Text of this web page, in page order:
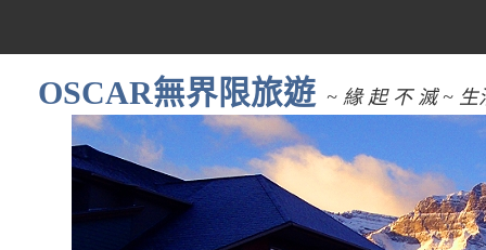
OSCAR無界限旅遊 ~ 緣 起 不 滅 ~ 生